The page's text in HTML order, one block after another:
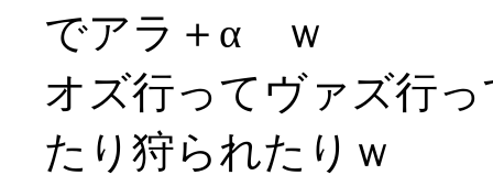
でアラ＋α ｗ
オズ行ってヴァズ行
たり狩られたりｗ